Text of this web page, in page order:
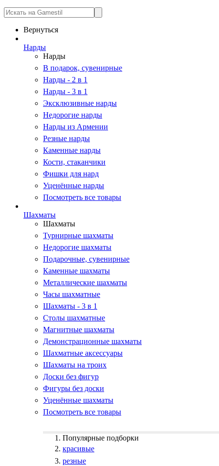
Вернуться
Нарды
Нарды
В подарок, сувенирные
Нарды - 2 в 1
Нарды - 3 в 1
Эксклюзивные нарды
Недорогие нарды
Нарды из Армении
Резные нарды
Каменные нарды
Кости, стаканчики
Фишки для нард
Уценённые нарды
Посмотреть все товары
Шахматы
Шахматы
Турнирные шахматы
Недорогие шахматы
Подарочные, сувенирные
Каменные шахматы
Металлические шахматы
Часы шахматные
Шахматы - 3 в 1
Столы шахматные
Магнитные шахматы
Демонстрационные шахматы
Шахматные аксессуары
Шахматы на троих
Доски без фигур
Фигуры без доски
Уценённые шахматы
Посмотреть все товары
Популярные подборки
красивые
резные